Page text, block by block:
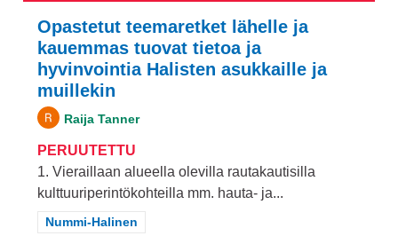
Opastetut teemaretket lähelle ja
kauemmas tuovat tietoa ja
hyvinvointia Halisten asukkaille ja
muillekin
Raija Tanner
PERUUTETTU
1. Vieraillaan alueella olevilla rautakautisilla
kulttuuriperintökohteilla mm. hauta- ja...
Rajaa tulokset teeman mukaan: Nummi-Halinen
Nummi-Halinen